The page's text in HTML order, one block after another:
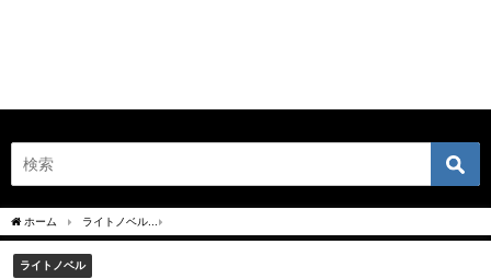
ホーム ライトノベル
ライトノベル